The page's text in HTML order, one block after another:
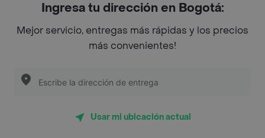
Encuéntranos en estos países
App Store Google play
Ingresa tu dirección en Bogotá:
Mejor servicio, entregas más rápidas y los precios
más convenientes!
Usar mi ubicación actual